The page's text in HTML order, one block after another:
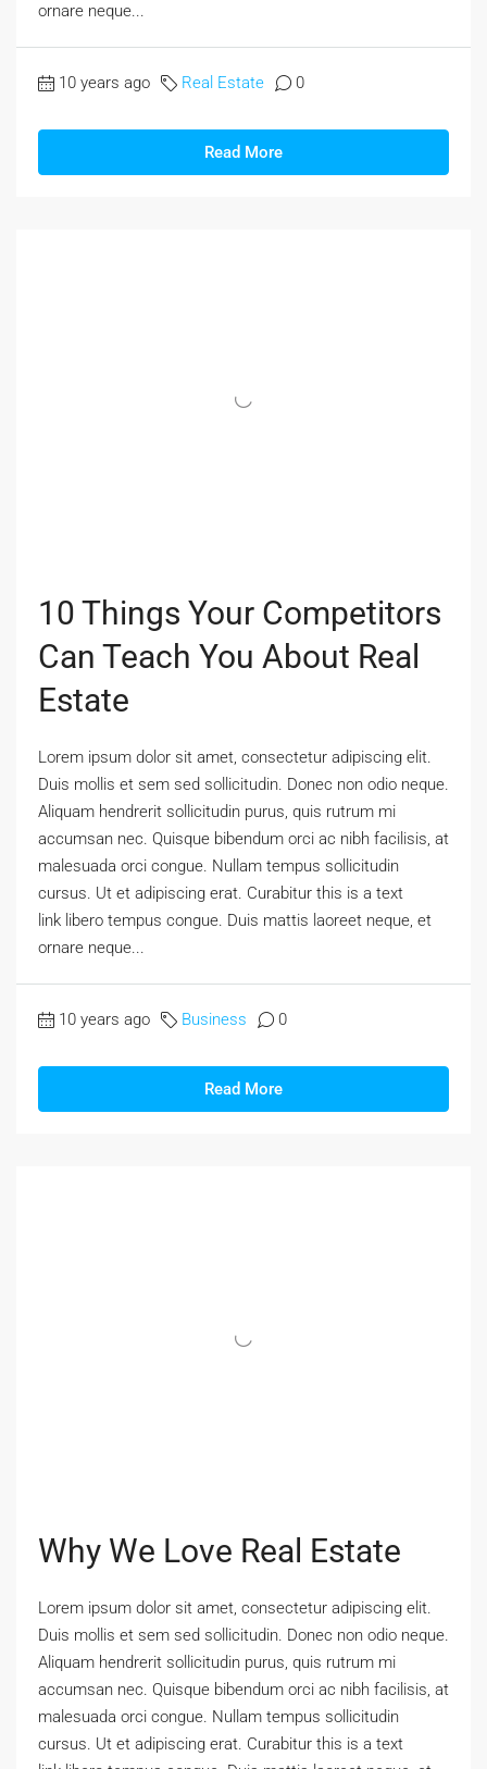
ornare neque...
10 years ago Real Estate 0
Read More
10 Things Your Competitors
Can Teach You About Real
Estate
Lorem ipsum dolor sit amet, consectetur adipiscing elit.
Duis mollis et sem sed sollicitudin. Donec non odio neque.
Aliquam hendrerit sollicitudin purus, quis rutrum mi
accumsan nec. Quisque bibendum orci ac nibh facilisis, at
malesuada orci congue. Nullam tempus sollicitudin
cursus. Ut et adipiscing erat. Curabitur this is a text
link libero tempus congue. Duis mattis laoreet neque, et
ornare neque...
10 years ago Business 0
Read More
Why We Love Real Estate
Lorem ipsum dolor sit amet, consectetur adipiscing elit.
Duis mollis et sem sed sollicitudin. Donec non odio neque.
Aliquam hendrerit sollicitudin purus, quis rutrum mi
accumsan nec. Quisque bibendum orci ac nibh facilisis, at
malesuada orci congue. Nullam tempus sollicitudin
cursus. Ut et adipiscing erat. Curabitur this is a text